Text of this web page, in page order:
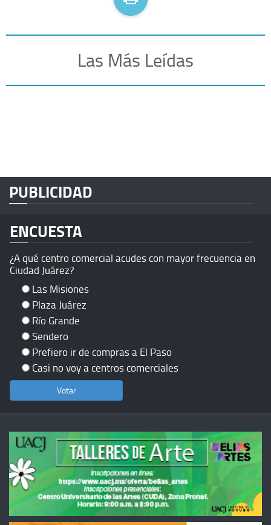
Las Más Leídas
PUBLICIDAD
ENCUESTA
¿A qué centro comercial acudes con mayor frecuencia en
Ciudad Juárez?
Las Misiones
Plaza Juárez
Río Grande
Sendero
Prefiero ir de compras a El Paso
Casi no voy a centros comerciales